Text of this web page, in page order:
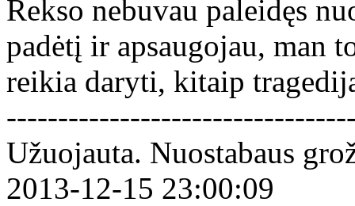
Rekso nebuvau paleidęs
padėtį ir apsaugojau, man
reikia daryti, kitaip
Užuojauta. Nuostabaus
2013-12-15 23:00:09